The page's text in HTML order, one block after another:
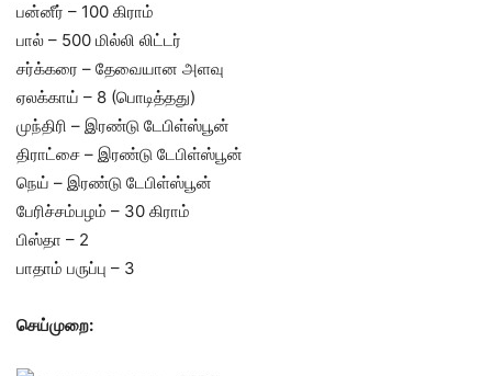
பன்னீர் – 100 கிராம்
பால் – 500 மில்லி லிட்டர்
சர்க்கரை – தேவையான அளவு
ஏலக்காய் – 8 (பொடித்தது)
முந்திரி – இரண்டு டேபிள்ஸ்பூன்
திராட்சை – இரண்டு டேபிள்ஸ்பூன்
நெய் – இரண்டு டேபிள்ஸ்பூன்
பேரிச்சம்பழம் – 30 கிராம்
பிஸ்தா – 2
பாதாம் பருப்பு – 3
செய்முறை: